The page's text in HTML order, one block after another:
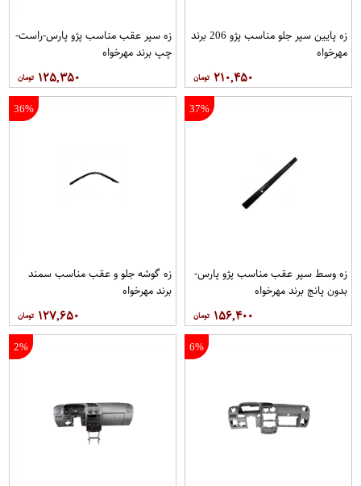
زه پایین سپر جلو مناسب پژو 206 برند
مهرخواه
۲۱۰,۴۵۰
زه سپر عقب مناسب پژو پارس-راست-
چپ برند مهرخواه
۱۲۵,۳۵۰
37%
زه وسط سپر عقب مناسب پژو پارس-
بدون پانج برند مهرخواه
۱۵۶,۴۰۰
36%
زه گوشه جلو و عقب مناسب سمند
برند مهرخواه
۱۲۷,۶۵۰
6%
2%